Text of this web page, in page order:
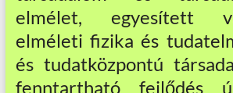
elmélet, egyesített
elméleti fizika és
és tudatközpontú
fenntartható fejlődés